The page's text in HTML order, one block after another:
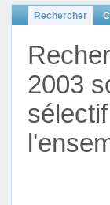
Rechercher
2003